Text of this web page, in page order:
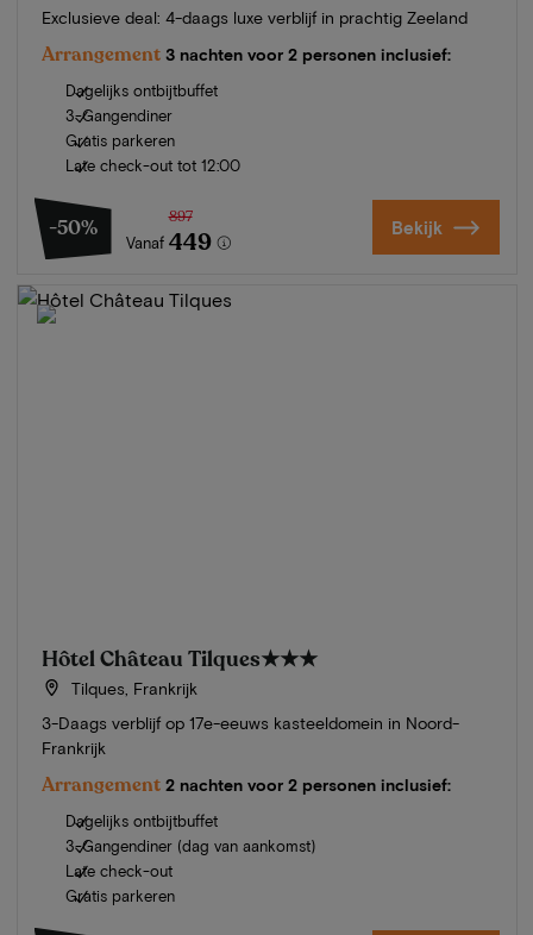
Exclusieve deal: 4-daags luxe verblijf in prachtig Zeeland
Arrangement 3 nachten voor 2 personen inclusief:
Dagelijks ontbijtbuffet
3-Gangendiner
Gratis parkeren
Late check-out tot 12:00
-50%
Vanaf
897
449 Bekijk
Hôtel Château Tilques★★★
Tilques, Frankrijk
3-Daags verblijf op 17e-eeuws kasteeldomein in Noord-
Frankrijk
Arrangement 2 nachten voor 2 personen inclusief:
Dagelijks ontbijtbuffet
3-Gangendiner (dag van aankomst)
Late check-out
Gratis parkeren